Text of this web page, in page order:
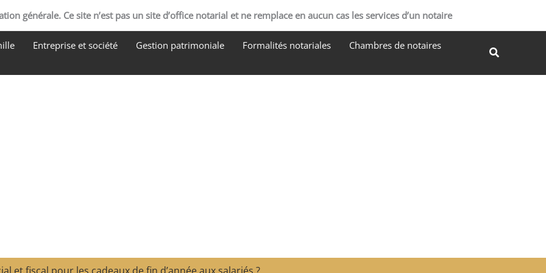
générale. Ce site n’est pas un site d’office notarial et ne remplace en aucun cas les services d’un notaire
Entreprise et société Gestion patrimoniale Formalités notariales
Chambres de notaires
Rechercher
e